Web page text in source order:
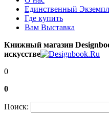
Единственный
Где купить
Вам Выставка
Книжный магазин
искусстве
0
0
Поиск: